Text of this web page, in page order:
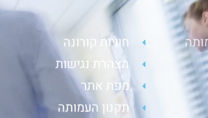
חוויות קורונה
הצהרת נגישות
מפת אתר
תקנון העמותה